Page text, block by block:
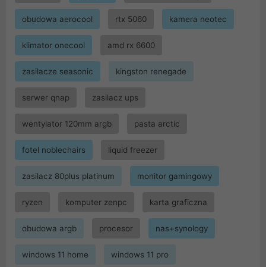
obudowa aerocool rtx 5060 kamera neotec
klimator onecool amd rx 6600
zasilacze seasonic kingston renegade
serwer qnap zasilacz ups
wentylator 120mm argb pasta arctic
fotel noblechairs liquid freezer
zasilacz 80plus platinum monitor gamingowy
ryzen komputer zenpc karta graficzna
obudowa argb procesor nas+synology
windows 11 home windows 11 pro